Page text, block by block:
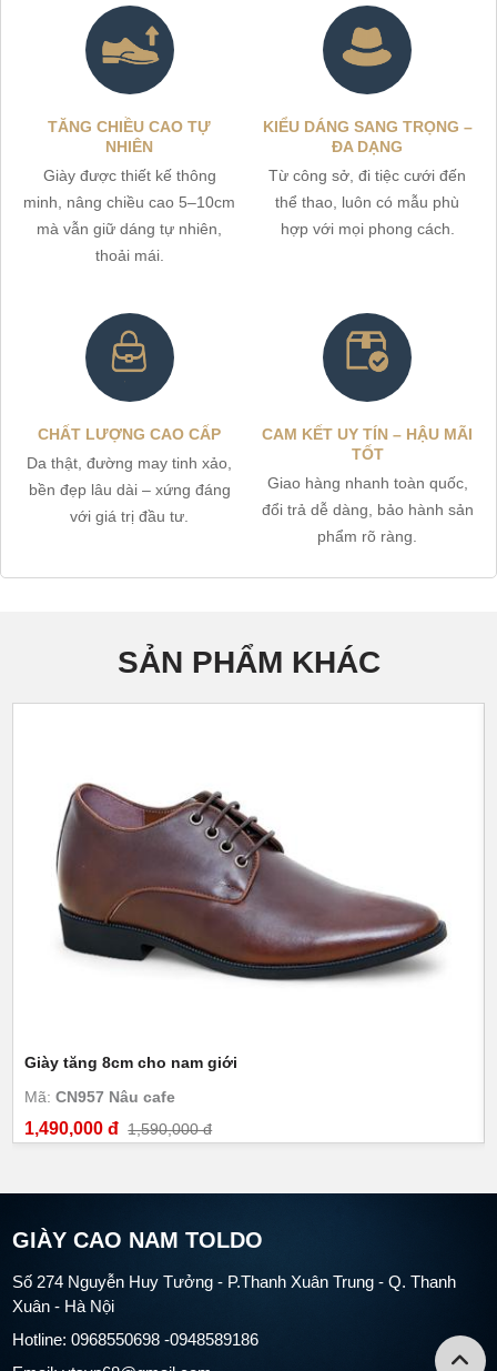
TĂNG CHIỀU CAO TỰ
NHIÊN
Giày được thiết kế thông
minh, nâng chiều cao 5–10cm
mà vẫn giữ dáng tự nhiên,
thoải mái.
KIỂU DÁNG SANG TRỌNG –
ĐA DẠNG
Từ công sở, đi tiệc cưới đến
thể thao, luôn có mẫu phù
hợp với mọi phong cách.
CHẤT LƯỢNG CAO CẤP
Da thật, đường may tinh xảo,
bền đẹp lâu dài – xứng đáng
với giá trị đầu tư.
CAM KẾT UY TÍN – HẬU MÃI
TỐT
Giao hàng nhanh toàn quốc,
đổi trả dễ dàng, bảo hành sản
phẩm rõ ràng.
SẢN PHẨM KHÁC
Giày tăng 8cm cho nam giới
Mã:CN957 Nâu cafe
1,490,000 đ 1,590,000 đ
GIÀY CAO NAM TOLDO
Số 274 Nguyễn Huy Tưởng - P.Thanh Xuân Trung - Q. Thanh
Xuân - Hà Nội
Hotline: 0968550698 -0948589186